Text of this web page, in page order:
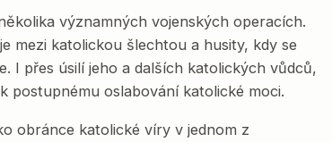
významných vojenských operacích.
mezi katolickou šlechtou a husity, kdy se
I přes úsilí jeho a dalších katolických vůdců,
postupnému oslabování katolické moci.
obránce katolické víry v jednom z